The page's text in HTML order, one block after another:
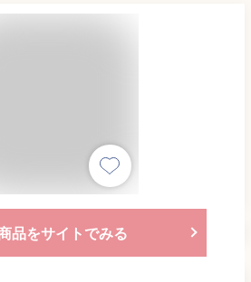
品をサイトでみる